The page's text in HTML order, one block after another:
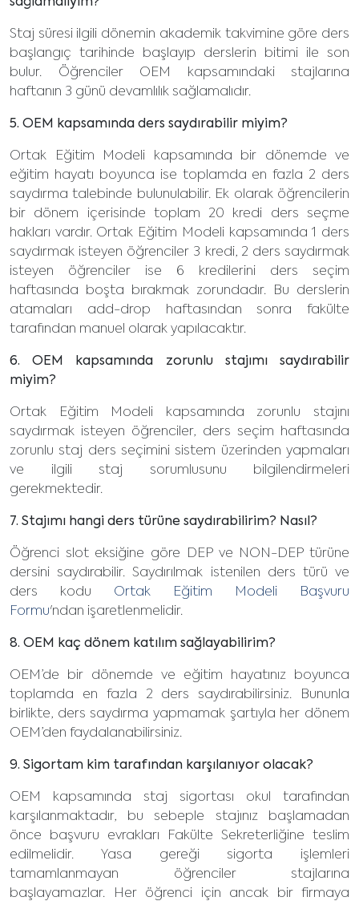
Staj süresi ilgili dönemin akademik takvimine göre ders
başlangıç tarihinde başlayıp derslerin bitimi ile son
bulur. Öğrenciler OEM kapsamındaki stajlarına
haftanın 3 günü devamlılık sağlamalıdır.
5. OEM kapsamında ders saydırabilir miyim?
Ortak Eğitim Modeli kapsamında bir dönemde ve
eğitim hayatı boyunca ise toplamda en fazla 2 ders
saydırma talebinde bulunulabilir. Ek olarak öğrencilerin
bir dönem içerisinde toplam 20 kredi ders seçme
hakları vardır. Ortak Eğitim Modeli kapsamında 1 ders
saydırmak isteyen öğrenciler 3 kredi, 2 ders saydırmak
isteyen öğrenciler ise 6 kredilerini ders seçim
haftasında boşta bırakmak zorundadır. Bu derslerin
atamaları add-drop haftasından sonra fakülte
tarafından manuel olarak yapılacaktır.
6. OEM kapsamında zorunlu stajımı saydırabilir
miyim?
Ortak Eğitim Modeli kapsamında zorunlu stajını
saydırmak isteyen öğrenciler, ders seçim haftasında
zorunlu staj ders seçimini sistem üzerinden yapmaları
ve ilgili staj sorumlusunu bilgilendirmeleri
gerekmektedir.
7. Stajımı hangi ders türüne saydırabilirim? Nasıl?
Öğrenci slot eksiğine göre DEP ve NON-DEP türüne
dersini saydırabilir. Saydırılmak istenilen ders türü ve
ders kodu Ortak Eğitim Modeli Başvuru
Formu'ndan işaretlenmelidir.
8. OEM kaç dönem katılım sağlayabilirim?
OEM’de bir dönemde ve eğitim hayatınız boyunca
toplamda en fazla 2 ders saydırabilirsiniz. Bununla
birlikte, ders saydırma yapmamak şartıyla her dönem
OEM’den faydalanabilirsiniz.
9. Sigortam kim tarafından karşılanıyor olacak?
OEM kapsamında staj sigortası okul tarafından
karşılanmaktadır, bu sebeple stajınız başlamadan
önce başvuru evrakları Fakülte Sekreterliğine teslim
edilmelidir. Yasa gereği sigorta işlemleri
tamamlanmayan öğrenciler stajlarına
başlayamazlar. Her öğrenci için ancak bir firmaya